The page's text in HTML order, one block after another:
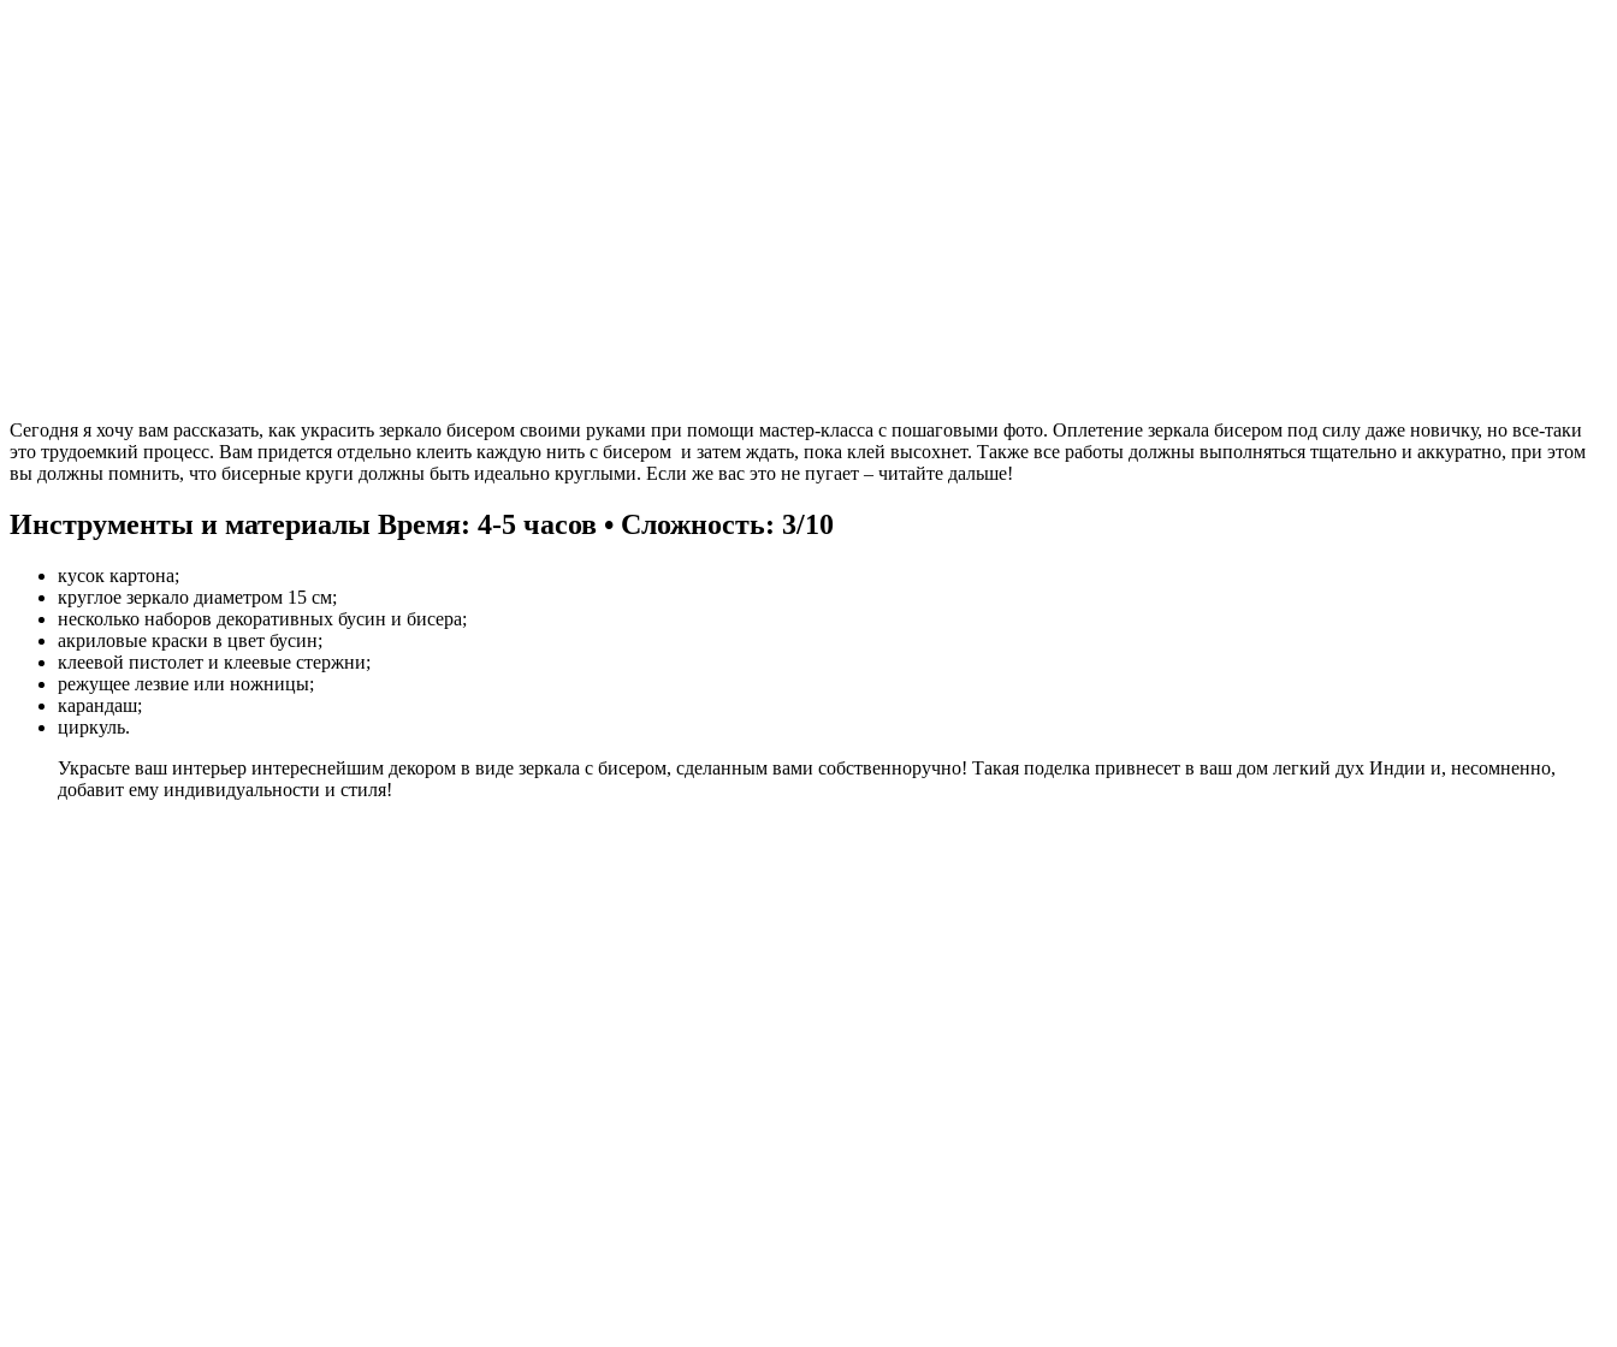
Сегодня я хочу вам рассказать, как украсить зеркало бисером своими руками при помощи мастер-класса с пошаговыми фото. Оплетение зеркала бисером под силу даже новичку, но все-таки
это трудоемкий процесс. Вам придется отдельно клеить каждую нить с бисером и затем ждать, пока клей высохнет. Также все работы должны выполняться тщательно и аккуратно, при этом
вы должны помнить, что бисерные круги должны быть идеально круглыми. Если же вас это не пугает – читайте дальше!
Инструменты и материалы Время: 4-5 часов • Сложность: 3/10
кусок картона;
круглое зеркало диаметром 15 см;
несколько наборов декоративных бусин и бисера;
акриловые краски в цвет бусин;
клеевой пистолет и клеевые стержни;
режущее лезвие или ножницы;
карандаш;
циркуль.
Украсьте ваш интерьер интереснейшим декором в виде зеркала с бисером, сделанным вами собственноручно! Такая поделка привнесет в ваш дом легкий дух Индии и, несомненно,
добавит ему индивидуальности и стиля!